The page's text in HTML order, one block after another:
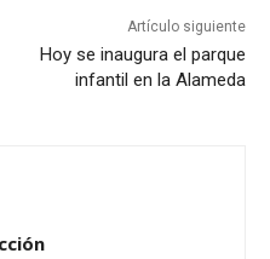
Artículo siguiente
Hoy se inaugura el parque
infantil en la Alameda